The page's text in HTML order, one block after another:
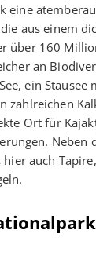
eine
aus einem
über 160
an
ein
zahlreichen
Ort für
Neben
auch